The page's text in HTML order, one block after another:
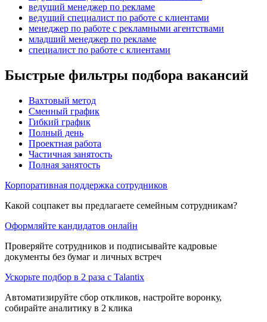
ведущий менеджер по рекламе
ведущий специалист по работе с клиентами
менеджер по работе с рекламными агентствами
младший менеджер по рекламе
специалист по работе с клиентами
Быстрые фильтры подбора вакансий
Вахтовый метод
Сменный график
Гибкий график
Полный день
Проектная работа
Частичная занятость
Полная занятость
Корпоративная поддержка сотрудников
Какой соцпакет вы предлагаете семейным сотрудникам?
Оформляйте кандидатов онлайн
Проверяйте сотрудников и подписывайте кадровые
документы без бумаг и личных встреч
Ускорьте подбор в 2 раза с Talantix
Автоматизируйте сбор откликов, настройте воронку,
собирайте аналитику в 2 клика